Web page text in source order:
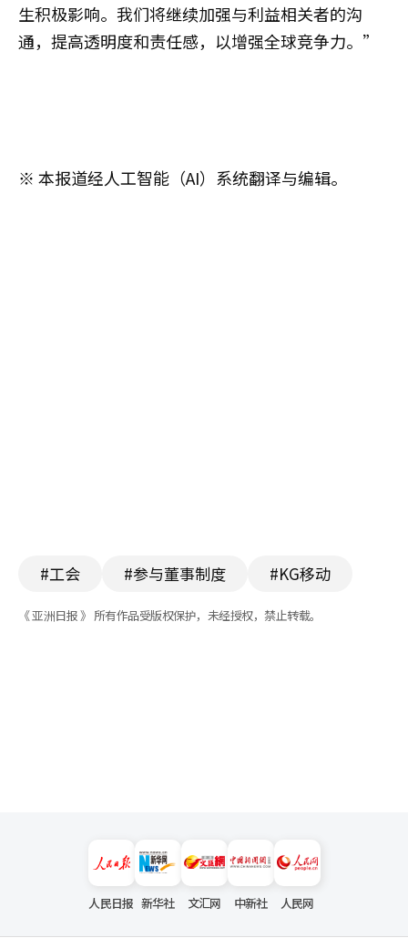
生积极影响。我们将继续加强与利益相关者的沟
通，提高透明度和责任感，以增强全球竞争力。”
※ 本报道经人工智能（AI）系统翻译与编辑。
#工会 #参与董事制度 #KG移动
《 亚洲日报 》 所有作品受版权保护，未经授权，禁止转载。
人民日报 新华社 文汇网 中新社 人民网